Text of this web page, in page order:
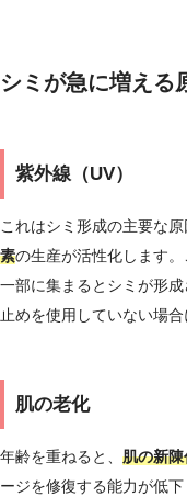
シミが急に増える
紫外線（UV）
これはシミ形成の主要な
素の生産が活性化します
一部に集まるとシミが形
止めを使用していない場
肌の老化
年齢を重ねると、 肌の新陳
ージを修復する能力が低